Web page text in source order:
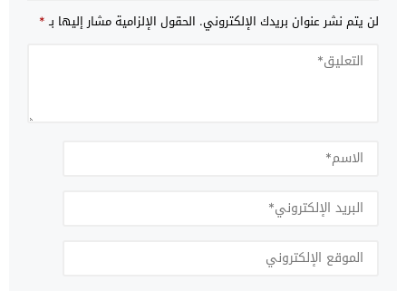
لن يتم نشر عنوان بريدك الإلكتروني. الحقول الإلزامية مشار إليها بـ*